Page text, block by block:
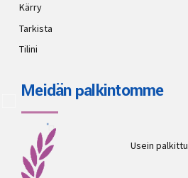
Kärry
Tarkista
Tilini
Meidän palkintomme
Usein palkittu